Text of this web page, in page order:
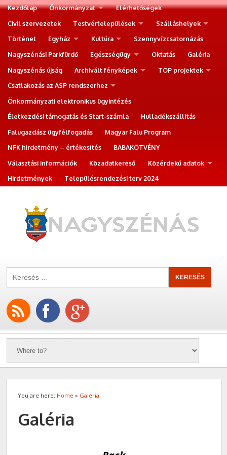
Kezdőlap Önkormányzat
Elérhetőségek
Civil szervezetek
Testvértelepülések
Szálláshelyek
Történet
Egyház Kultúra
Szennyvízcsatornázás
Nagyszénási Parkfürdő
Egészségügy Oktatás
Galéria
Nagyszénás újság
Archivált fényképek
TOP projektek
Csatlakozás az ASP rendszerhez
Önkormányzati elektronikus ügyintézés
Életkezdési támogatás és Start-számla
Hulladékszállítás
Falugazdász ügyfélfogadás
Magyar Falu Program
NFK hirdetmény – értékesítés
BABAKÖTVÉNY
Választási információk
Közadatkereső
Közérdekű adatok
Hirdetmények
Településrendezési terv 2024
You are here: Home » Galéria
Galéria